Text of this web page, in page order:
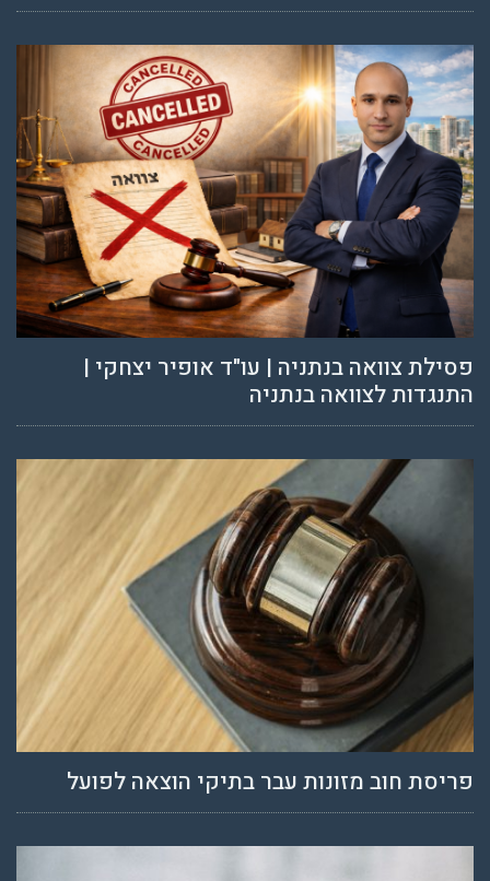
פסילת צוואה בנתניה | עו"ד אופיר יצחקי |
התנגדות לצוואה בנתניה
פריסת חוב מזונות עבר בתיקי הוצאה לפועל